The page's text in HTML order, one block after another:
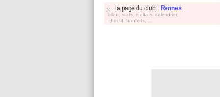
la page du club : Rennes
bilan, stats, réultats, calendrier,
effectif, tranferts, ...